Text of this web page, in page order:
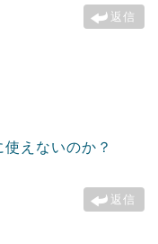
返信
えないのか？
返信